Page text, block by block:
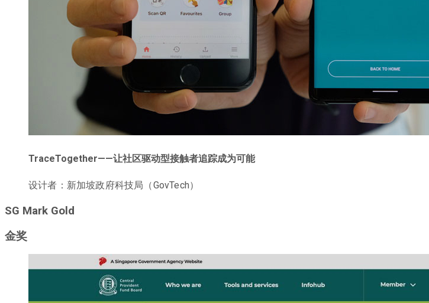
TraceTogether——让社区驱动型接触者追踪成为可能
设计者：新加坡政府科技局（GovTech）
SG Mark Gold
金奖